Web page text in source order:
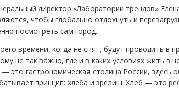
директор «Лаборатории трендов»
чтобы глобально отдохнуть и
посмотреть сам город.
времени, когда не спят, будут проводить в
не так важно, где и в каких условиях жить в
это гастрономическая столица России, здесь
принцип: хлеба и зрелищ. Хлеб — это